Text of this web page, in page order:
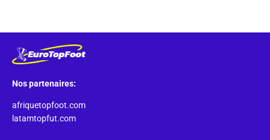
Nos partenaires:
afriquetopfoot.com
latamtopfut.com